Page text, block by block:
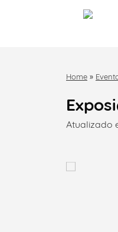
Home »
Atualizado